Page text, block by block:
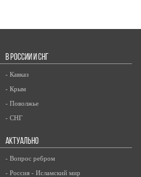
В РОССИИ И СНГ
- Кавказ
- Крым
- Поволжье
- СНГ
АКТУАЛЬНО
- Вопрос ребром
- Россия - Исламский мир